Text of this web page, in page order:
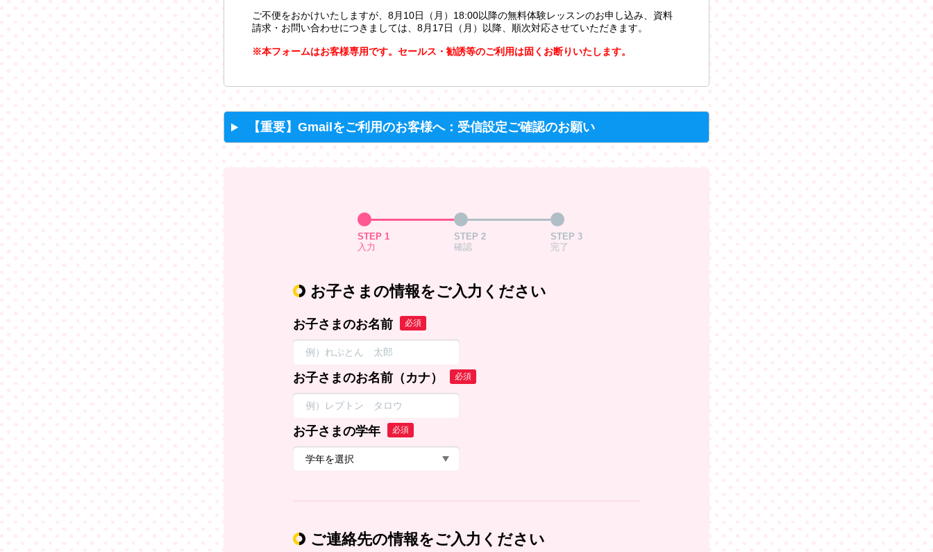
ご不便をおかけいたしますが、8月10日（月）18:00以降の無料体験レッスンのお申し込み、資料
請求・お問い合わせにつきましては、8月17日（月）以降、順次対応させていただきます。
※本フォームはお客様専用です。セールス・勧誘等のご利用は固くお断りいたします。
【重要】Gmailをご利用のお客様へ：受信設定ご確認のお願い
STEP 1
入力
STEP 2
確認
STEP 3
完了
お子さまの情報をご入力ください
お子さまのお名前 必須
お子さまのお名前（カナ） 必須
お子さまの学年 必須
ご連絡先の情報をご入力ください